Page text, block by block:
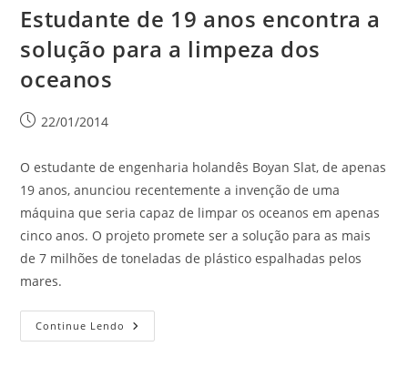
Estudante de 19 anos encontra a
solução para a limpeza dos
oceanos
22/01/2014
O estudante de engenharia holandês Boyan Slat, de apenas
19 anos, anunciou recentemente a invenção de uma
máquina que seria capaz de limpar os oceanos em apenas
cinco anos. O projeto promete ser a solução para as mais
de 7 milhões de toneladas de plástico espalhadas pelos
mares.
Continue Lendo